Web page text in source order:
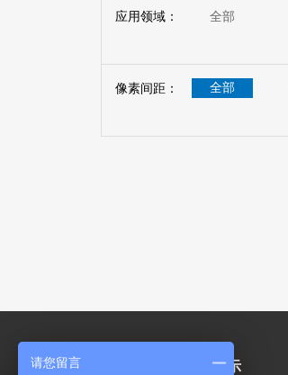
应用领域： 全部
像素间距： 全部
关于我们 产品展示
请您留言